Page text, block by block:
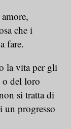
che i
fare.
la vita per gli
o del loro
si tratta di
un progresso